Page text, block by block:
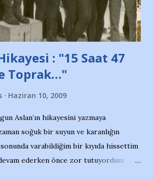
bu habe...
: "15 Saat 47
Toprak…"
Haziran 10, 2009
Aslan’ın hikayesini yazmaya
soğuk bir suyun ve karanlığın
varabildiğim bir kıyıda hissettim
ederken önce zor tutuyordum